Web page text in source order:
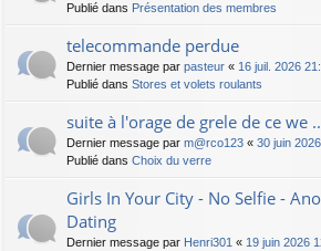
Publié dans Présentation des membres
telecommande perdue
Dernier message par pasteur « 16 juil. 2026
Publié dans Stores et volets roulants
suite à l'orage de grele de ce we
Dernier message par m@rco123 « 30 juin
Publié dans Choix du verre
Girls In Your City - No Selfie -
Dating
Dernier message par Henri301 « 19 juin 2026